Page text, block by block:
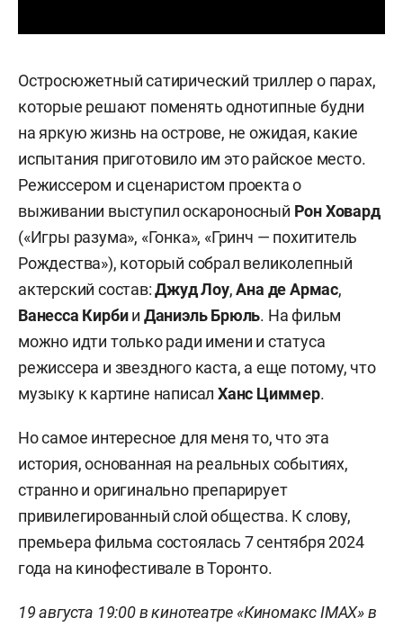
Остросюжетный сатирический триллер о парах,
которые решают поменять однотипные будни
на яркую жизнь на острове, не ожидая, какие
испытания приготовило им это райское место.
Режиссером и сценаристом проекта о
выживании выступил оскароносный Рон Ховард
(«Игры разума», «Гонка», «Гринч — похититель
Рождества»), который собрал великолепный
актерский состав:Джуд Лоу,Ана де Армас,
Ванесса Кирбии Даниэль Брюль. На фильм
можно идти только ради имени и статуса
режиссера и звездного каста, а еще потому, что
музыку к картине написал Ханс Циммер.
Но самое интересное для меня то, что эта
история, основанная на реальных событиях,
странно и оригинально препарирует
привилегированный слой общества. К слову,
премьера фильма состоялась 7 сентября 2024
года на кинофестивале в Торонто.
19 августа 19:00 в кинотеатре «Киномакс IMAX» в